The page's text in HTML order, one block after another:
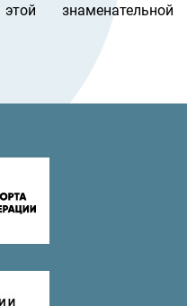
знаменательной